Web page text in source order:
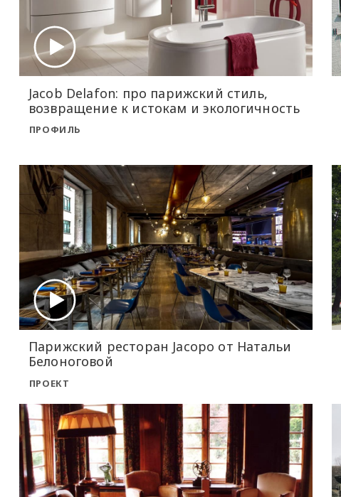
Jacob Delafon: про парижский стиль,
возвращение к истокам и экологичность
ПРОФИЛЬ
Парижский ресторан Jacopo от Натальи
Белоноговой
ПРОЕКТ